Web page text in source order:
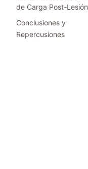
de Carga Post-Lesión
Conclusiones y
Repercusiones